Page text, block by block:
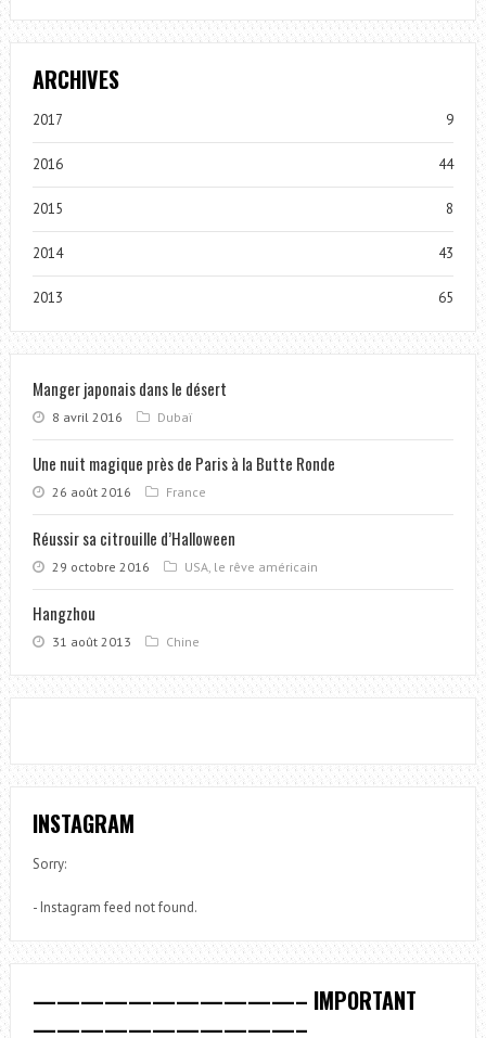
ARCHIVES
2017 9
2016 44
2015 8
2014 43
2013 65
Manger japonais dans le désert
8 avril 2016 Dubaï
Une nuit magique près de Paris à la Butte Ronde
26 août 2016 France
Réussir sa citrouille d’Halloween
29 octobre 2016 USA, le rêve américain
Hangzhou
31 août 2013 Chine
INSTAGRAM
Sorry:
- Instagram feed not found.
———————————– IMPORTANT
———————————–